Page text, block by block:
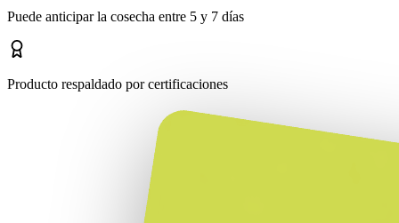
Puede anticipar la cosecha entre 5 y 7 días
Producto respaldado por certificaciones